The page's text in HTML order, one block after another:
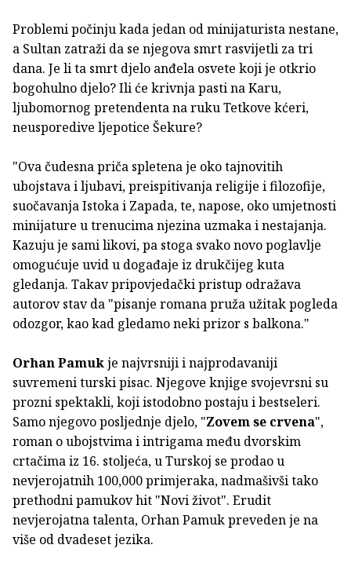
Problemi počinju kada jedan od minijaturista nestane,
a Sultan zatraži da se njegova smrt rasvijetli za tri
dana. Je li ta smrt djelo anđela osvete koji je otkrio
bogohulno djelo? Ili će krivnja pasti na Karu,
ljubomornog pretendenta na ruku Tetkove kćeri,
neusporedive ljepotice Šekure?
"Ova čudesna priča spletena je oko tajnovitih
ubojstava i ljubavi, preispitivanja religije i filozofije,
suočavanja Istoka i Zapada, te, napose, oko umjetnosti
minijature u trenucima njezina uzmaka i nestajanja.
Kazuju je sami likovi, pa stoga svako novo poglavlje
omogućuje uvid u događaje iz drukčijeg kuta
gledanja. Takav pripovjedački pristup odražava
autorov stav da "pisanje romana pruža užitak pogleda
odozgor, kao kad gledamo neki prizor s balkona."
Orhan Pamukje najvrsniji i najprodavaniji
suvremeni turski pisac. Njegove knjige svojevrsni su
prozni spektakli, koji istodobno postaju i bestseleri.
Samo njegovo posljednje djelo, "Zovem se crvena",
roman o ubojstvima i intrigama među dvorskim
crtačima iz 16. stoljeća, u Turskoj se prodao u
nevjerojatnih 100,000 primjeraka, nadmašivši tako
prethodni pamukov hit "Novi život". Erudit
nevjerojatna talenta, Orhan Pamuk preveden je na
više od dvadeset jezika.